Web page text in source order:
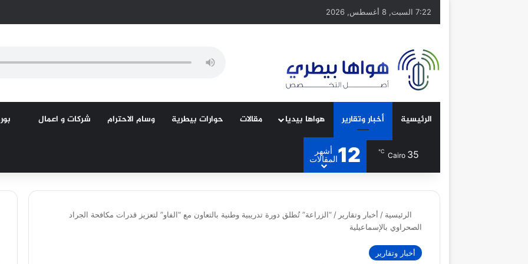
7:22 السبت, 8 أغسطس, 2026
الرئيسية أخبار وتقارير هواها بيديا مقالات حوارات بيطرية وسام الاحترام شركات و اعمال
Cairo 35
℃
12
أشهر
المقالات
الرئيسية / أخبار وتقارير / “الزراعة” تُطلق دورة تدريبية وطنية بالتعاون مع “الفاو” لتعزيز قدرات مكافحة الجراد
الصحراوي بالإسماعيلية
أخبار وتقارير